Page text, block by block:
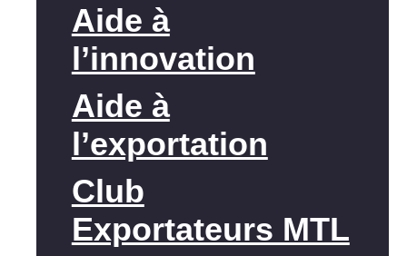
Aide à
l’innovation
Aide à
l’exportation
Club
Exportateurs MTL